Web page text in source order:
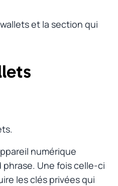
et la section qui
numérique
phrase. Une fois celle-ci
les clés privées qui